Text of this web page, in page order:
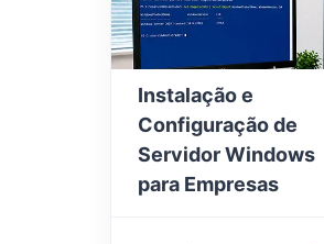
Instalação e
Configuração de
Servidor Windows
para Empresas